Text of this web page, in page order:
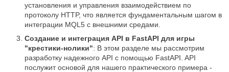
установления и управления взаимодействием по
протоколу HTTP, что является фундаментальным шагом в
интеграции MQL5 с внешними средами.
Создание и интеграция API в FastAPI для игры
"крестики-нолики": В этом разделе мы рассмотрим
разработку надежного API с помощью FastAPI. API
послужит основой для нашего практического примера -